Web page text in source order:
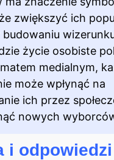
zwiększyć ich
życie osobiste
medialnym,
może wpłynąć na
ich przez
nowych
i odpowiedzi